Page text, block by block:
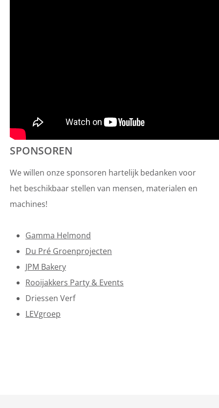
SPONSOREN
We willen onze sponsoren hartelijk bedanken voor
het beschikbaar stellen van mensen, materialen en
machines!
Gamma Helmond
Du Pré Groenprojecten
JPM Bakery
Rooijakkers Party & Events
Driessen Verf
LEVgroep